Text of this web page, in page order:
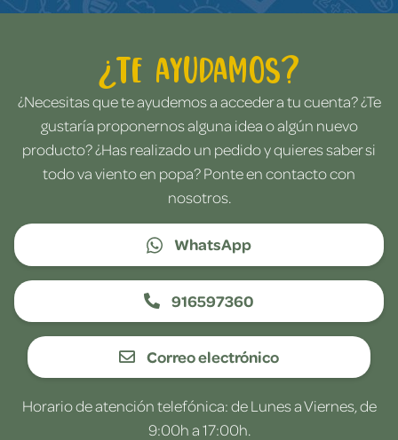
¿Te ayudamos?
¿Necesitas que te ayudemos a acceder a tu cuenta? ¿Te
gustaría proponernos alguna idea o algún nuevo
producto? ¿Has realizado un pedido y quieres saber si
todo va viento en popa? Ponte en contacto con
nosotros.
WhatsApp
916597360
Correo electrónico
Horario de atención telefónica: de Lunes a Viernes, de
9:00h a 17:00h.